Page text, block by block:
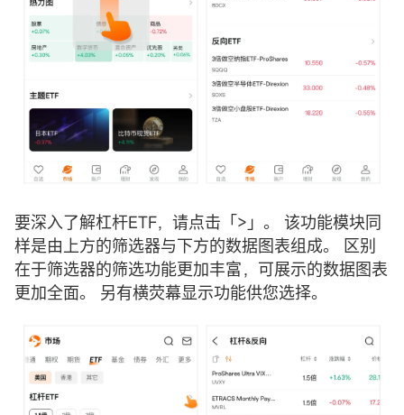
要深入了解杠杆ETF，请点击「>」。 该功能模块同
样是由上方的筛选器与下方的数据图表组成。 区别
在于筛选器的筛选功能更加丰富，可展示的数据图表
更加全面。 另有横荧幕显示功能供您选择。